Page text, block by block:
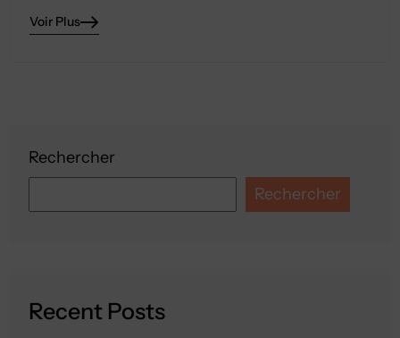
Rechercher
Rechercher
Recent Posts
Voir Plus